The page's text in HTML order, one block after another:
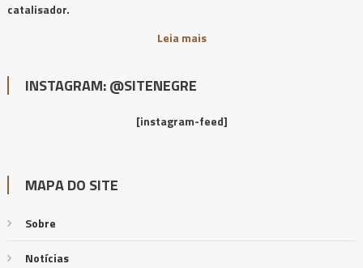
catalisador.
Leia mais
INSTAGRAM: @SITENEGRE
[instagram-feed]
MAPA DO SITE
Sobre
Notícias